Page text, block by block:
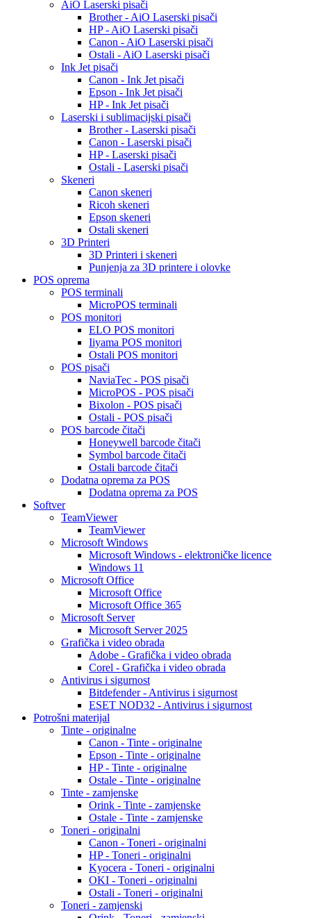
AiO Laserski pisači
Brother - AiO Laserski pisači
HP - AiO Laserski pisači
Canon - AiO Laserski pisači
Ostali - AiO Laserski pisači
Ink Jet pisači
Canon - Ink Jet pisači
Epson - Ink Jet pisači
HP - Ink Jet pisači
Laserski i sublimacijski pisači
Brother - Laserski pisači
Canon - Laserski pisači
HP - Laserski pisači
Ostali - Laserski pisači
Skeneri
Canon skeneri
Ricoh skeneri
Epson skeneri
Ostali skeneri
3D Printeri
3D Printeri i skeneri
Punjenja za 3D printere i olovke
POS oprema
POS terminali
MicroPOS terminali
POS monitori
ELO POS monitori
Iiyama POS monitori
Ostali POS monitori
POS pisači
NaviaTec - POS pisači
MicroPOS - POS pisači
Bixolon - POS pisači
Ostali - POS pisači
POS barcode čitači
Honeywell barcode čitači
Symbol barcode čitači
Ostali barcode čitači
Dodatna oprema za POS
Dodatna oprema za POS
Softver
TeamViewer
TeamViewer
Microsoft Windows
Microsoft Windows - elektroničke licence
Windows 11
Microsoft Office
Microsoft Office
Microsoft Office 365
Microsoft Server
Microsoft Server 2025
Grafička i video obrada
Adobe - Grafička i video obrada
Corel - Grafička i video obrada
Antivirus i sigurnost
Bitdefender - Antivirus i sigurnost
ESET NOD32 - Antivirus i sigurnost
Potrošni materijal
Tinte - originalne
Canon - Tinte - originalne
Epson - Tinte - originalne
HP - Tinte - originalne
Ostale - Tinte - originalne
Tinte - zamjenske
Orink - Tinte - zamjenske
Ostale - Tinte - zamjenske
Toneri - originalni
Canon - Toneri - originalni
HP - Toneri - originalni
Kyocera - Toneri - originalni
OKI - Toneri - originalni
Ostali - Toneri - originalni
Toneri - zamjenski